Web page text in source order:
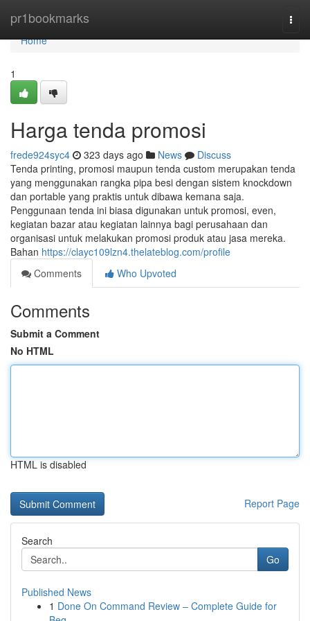
pr1bookmarks
Home
Home
1
Harga tenda promosi
frede924syc4 323 days ago News
Discuss
Tenda printing, promosi maupun tenda custom merupakan tenda
yang menggunakan rangka pipa besi dengan sistem knockdown
dan portable yang praktis untuk dibawa kemana saja.
Penggunaan tenda ini biasa digunakan untuk promosi, even,
kegiatan bazar atau kegiatan lainnya bagi perusahaan dan
organisasi untuk melakukan promosi produk atau jasa mereka.
Bahan https://clayc109lzn4.thelateblog.com/profile
Comments
Who Upvoted
Comments
Submit a Comment
No HTML
HTML is disabled
Report Page
Search
Go
Published News
1 Done On Command Review – Complete Guide for